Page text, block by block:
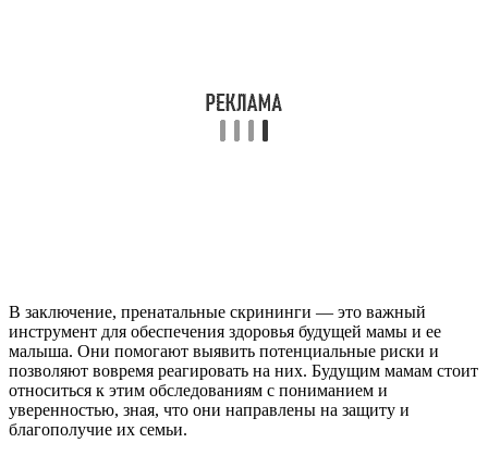
В заключение, пренатальные скрининги — это важный
инструмент для обеспечения здоровья будущей мамы и ее
малыша. Они помогают выявить потенциальные риски и
позволяют вовремя реагировать на них. Будущим мамам стоит
относиться к этим обследованиям с пониманием и
уверенностью, зная, что они направлены на защиту и
благополучие их семьи.